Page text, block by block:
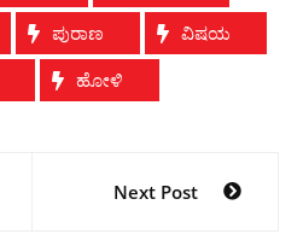
ಪುರಾಣ
ವಿಷಯ
ಹೋಳಿ
Next Post